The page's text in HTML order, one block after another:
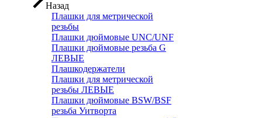
Назад
Плашки для метрической
резьбы
Плашки дюймовые UNC/UNF
Плашки дюймовые резьба G
ЛЕВЫЕ
Плашкодержатели
Плашки для метрической
резьбы ЛЕВЫЕ
Плашки дюймовые BSW/BSF
резьба Уитворта